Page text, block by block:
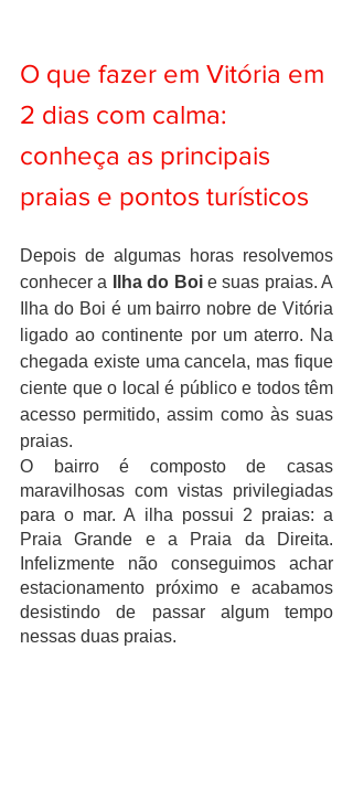
O que fazer em Vitória em
2 dias com calma:
conheça as principais
praias e pontos turísticos
Depois de algumas horas resolvemos
conhecer a
Ilha do Boi e suas praias. A
Ilha do Boi é um bairro nobre de Vitória
ligado ao continente por um aterro. Na
chegada existe uma cancela, mas fique
ciente que o local é público e todos têm
acesso permitido, assim como às suas
praias.
O bairro é composto de casas
maravilhosas com vistas privilegiadas
para o mar. A ilha possui 2 praias: a
Praia Grande e a Praia da Direita.
Infelizmente não conseguimos achar
estacionamento próximo e acabamos
desistindo de passar algum tempo
nessas duas praias.